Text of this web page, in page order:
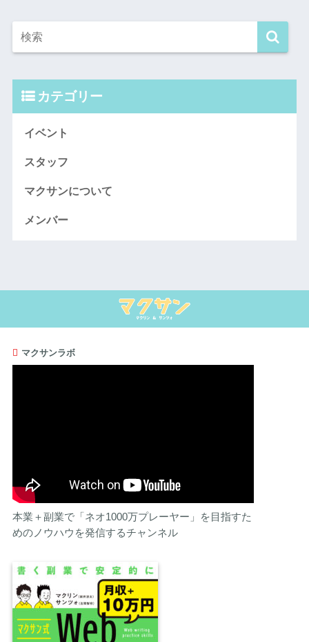
カテゴリー
イベント
スタッフ
マクサンについて
メンバー
マクサンラボ
本業＋副業で「ネオ1000万プレーヤー」を目指すた
めのノウハウを発信するチャンネル